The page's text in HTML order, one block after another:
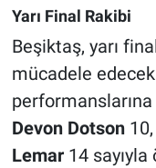
Yarı Final Rakibi
Beşiktaş, yarı
mücadele
performanslarına
Devon Dotson10,
Lemar14 sayıyla